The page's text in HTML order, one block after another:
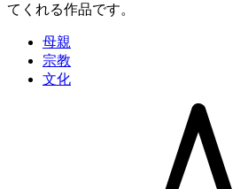
てくれる作品です。
母親
宗教
文化